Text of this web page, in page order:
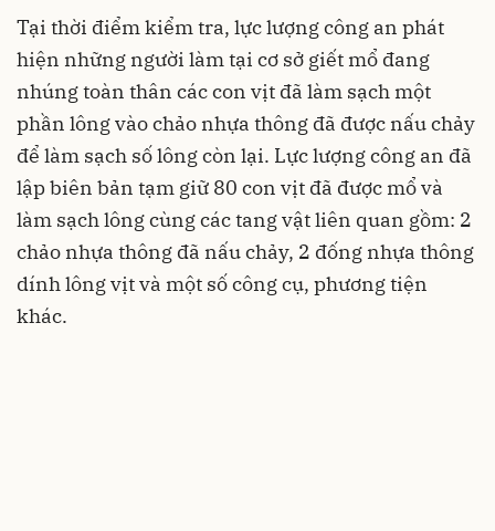
Tại thời điểm kiểm tra, lực lượng công an phát
hiện những người làm tại cơ sở giết mổ đang
nhúng toàn thân các con vịt đã làm sạch một
phần lông vào chảo nhựa thông đã được nấu chảy
để làm sạch số lông còn lại. Lực lượng công an đã
lập biên bản tạm giữ 80 con vịt đã được mổ và
làm sạch lông cùng các tang vật liên quan gồm: 2
chảo nhựa thông đã nấu chảy, 2 đống nhựa thông
dính lông vịt và một số công cụ, phương tiện
khác.